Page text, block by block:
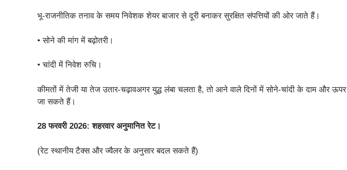
भू-राजनीतिक तनाव के समय निवेशक शेयर बाजार से दूरी बनाकर सुरक्षित संपत्तियों की ओर जाते हैं।
• सोने की मांग में बढ़ोतरी।
• चांदी में निवेश रुचि।
कीमतों में तेजी या तेज उतार-चढ़ावअगर युद्ध लंबा चलता है, तो आने वाले दिनों में सोने-चांदी के दाम और ऊपर
जा सकते हैं।
28 फरवरी 2026: शहरवार अनुमानित रेट।
(रेट स्थानीय टैक्स और ज्वैलर के अनुसार बदल सकते हैं)